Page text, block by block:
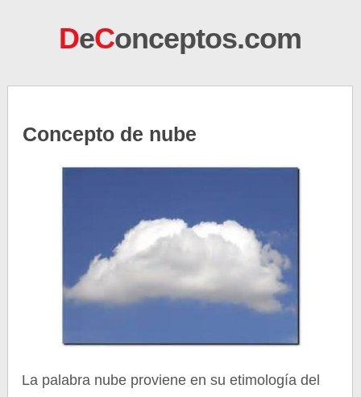
DeConceptos.com
Concepto de nube
La palabra nube proviene en su etimología del